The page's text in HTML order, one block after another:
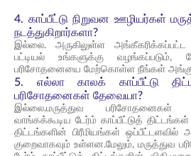
4. காப்பீட்டு நிறுவன ஊழியர்கள்
நடத்துகிறார்களா?
இல்லை. அருகிலுள்ள அங்கீகரிக்கப்பட்ட
பட்டியல் உங்களுக்கு வழங்கப்படும்,
பரிசோதனையை மேற்கொள்ள நீங்கள்
5. எல்லா காலக் காப்பீட்டு
பரிசோதனைகள் தேவையா?
இல்லை.மருத்துவ பரிசோதனைகள்
வாங்கக்கூடிய டேர்ம் காப்பீட்டுத்
திட்டங்களின் பிரீமியங்கள் ஒப்பீட்டளவில்
குறைவாகவும் உள்ளன.மேலும், மருத்துவ